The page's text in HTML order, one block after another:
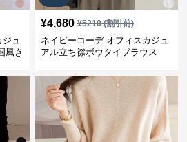
ュ
風き
¥4,680 ¥5210(割引前)
ネイビーコーデ オフィスカジュ
アル立ち襟ボウタイブラウス